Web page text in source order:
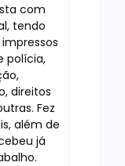
com
tendo
polícia,
direitos
Fez
além de
já